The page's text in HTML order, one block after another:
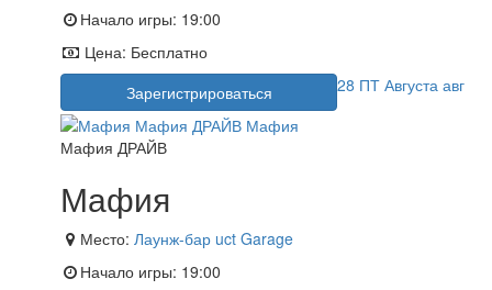
Начало игры: 19:00
Цена: Бесплатно
Зарегистрироваться
28 ПТ Августа авг
Мафия ДРАЙВ
Мафия
Место: Лаунж-бар uct Garage
Начало игры: 19:00